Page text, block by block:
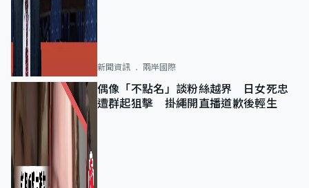
新聞資訊 兩岸國際
偶像「不點名」談粉絲越界 日女死忠
遭群起狙擊 掛繩開直播道歉後輕生